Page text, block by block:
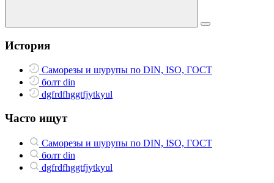
История
Саморезы и шурупы по DIN, ISO, ГОСТ
болт din
dgfrdfhggtfjytkyul
Часто ищут
Саморезы и шурупы по DIN, ISO, ГОСТ
болт din
dgfrdfhggtfjytkyul